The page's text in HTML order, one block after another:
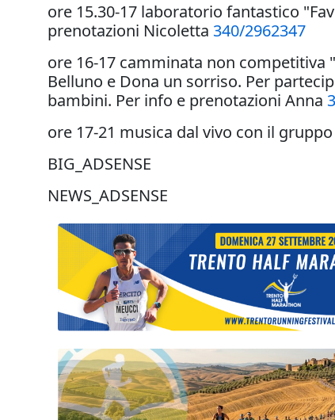
ore 15.30-17 laboratorio fantastico
prenotazioni Nicoletta 340/2962347
ore 16-17 camminata non competitiva
Belluno e Dona un sorriso. Per
bambini. Per info e prenotazioni Anna
ore 17-21 musica dal vivo con il
BIG_ADSENSE
NEWS_ADSENSE